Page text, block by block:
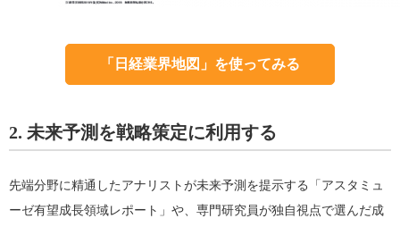
「日経業界地図」を使ってみる
2. 未来予測を戦略策定に利用する
先端分野に精通したアナリストが未来予測を提示する「アスタミュ
ーゼ有望成長領域レポート」や、専門研究員が独自視点で選んだ成